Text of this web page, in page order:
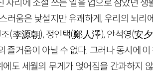
자리에 소설 쓰는 일을 업으로 삼았던
러움은 낯설지만 유쾌하게, 우리의 뇌리
(李源朝), 정인택(鄭人澤), 안석영(安
즐거움이 아닐 수 없다. 그러나 동시에
도 세월의 무게가 얹어짐을 간과하지